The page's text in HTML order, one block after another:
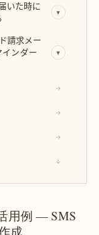
いた時に
▾
請求メー
インダー
▾
→
→
→
↓
用例 — SMS
成